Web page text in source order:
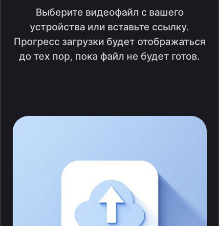
Выберите видеофайл с вашего
устройства или вставьте ссылку.
Прогресс загрузки будет отображаться
до тех пор, пока файл не будет готов.